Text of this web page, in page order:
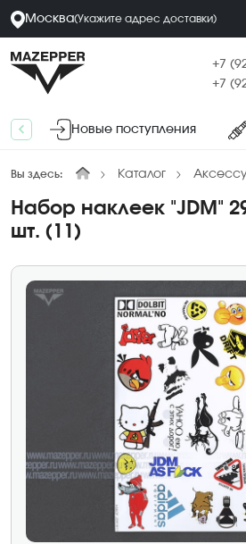
Москва(Укажите адрес доставки)
+7
+7
Новые поступления
Вы здесь: Каталог
Набор наклеек "JDM"
шт. (11)